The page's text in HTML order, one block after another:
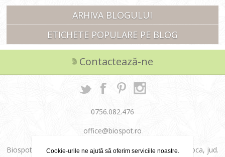
ARHIVA BLOGULUI
ETICHETE POPULARE PE BLOG
Contactează-ne
0756.082.476
office@biospot.ro
Biospot Cosmetics SRL, Str. Aurel Vlaicu, nr. 36, Cluj-Napoca, jud.
Cookie-urile ne ajută să oferim serviciile noastre.